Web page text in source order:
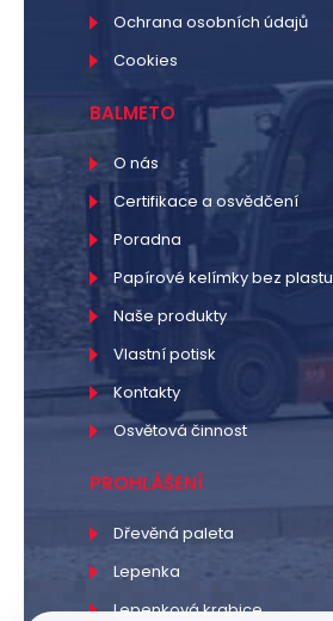
Ochrana osobních údajů
Cookies
BALMETO
O nás
Certifikace a osvědčení
Poradna
Papírové kelímky bez plastu
Naše produkty
Vlastní potisk
Kontakty
Osvětová činnost
PROHLÁŠENÍ
Dřevěná paleta
Lepenka
Lepenková krabice